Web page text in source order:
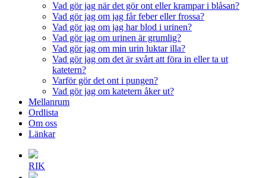
Vad gör jag när det gör ont eller krampar i blåsan?
Vad gör jag om jag får feber eller frossa?
Vad gör jag om jag har blod i urinen?
Vad gör jag om urinen är grumlig?
Vad gör jag om min urin luktar illa?
Vad gör jag om det är svårt att föra in eller ta ut
katetern?
Varför gör det ont i pungen?
Vad gör jag om katetern åker ut?
Mellanrum
Ordlista
Om oss
Länkar
RIK